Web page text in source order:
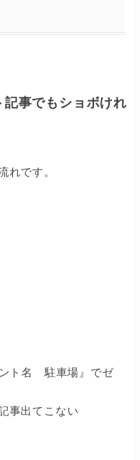
事でもショボけれ
れです。
ト名 駐車場』でゼ
事出てこない